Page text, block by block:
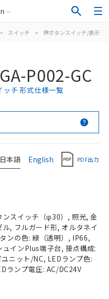
> スイッチ > 押ボタンスイッチ/表示灯
P002-GC
チ 形式仕様一覧
日本語 English PDF出力
ンスイッチ（φ30）, 照光, 金
ル, フルガード形, オルタネイ
ンの色: 緑（透明）, IP66,
ュインPlus端子台, 接点構成:
ニット/NC, LEDランプ色:
ランプ電圧: AC/DC24V